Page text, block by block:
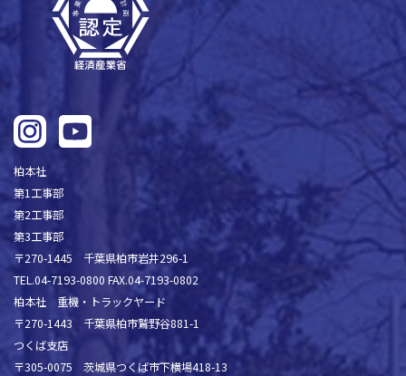
柏本社
第1工事部
第2工事部
第3工事部
〒270-1445 千葉県柏市岩井296-1
TEL.04-7193-0800 FAX.04-7193-0802
柏本社 重機・トラックヤード
〒270-1443 千葉県柏市鷲野谷881-1
つくば支店
〒305-0075 茨城県つくば市下横場418-13